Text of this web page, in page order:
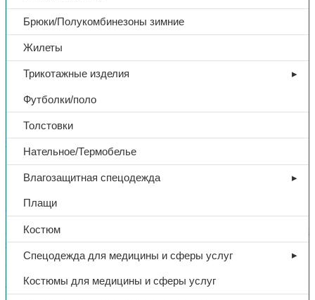
Брюки/Полукомбинезоны зимние
Жилеты
Трикотажные изделия
Футболки/поло
Толстовки
Нательное/Термобелье
Влагозащитная спецодежда
Плащи
Костюм
Спецодежда для медицины и сферы услуг
Костюмы для медицины и сферы услуг
СИЗ
Строп аБд+Кс
В избранное
Артикул:аБд+Кс
Средства защиты от падения
с высоты
Поделиться:
Поделиться в Telegram
Поделиться в
Whatsapp
Поделиться в Ok
Поделиться в Vk